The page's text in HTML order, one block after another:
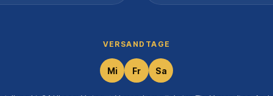
VERSANDTAGE
Mi Fr Sa